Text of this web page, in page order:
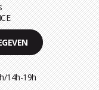
14h-19h